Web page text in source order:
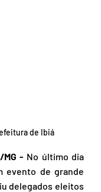
de Ibiá
MG - No último dia
evento de grande
delegados eleitos